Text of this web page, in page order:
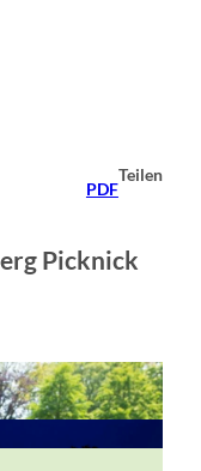
PDF
Teilen
Picknick